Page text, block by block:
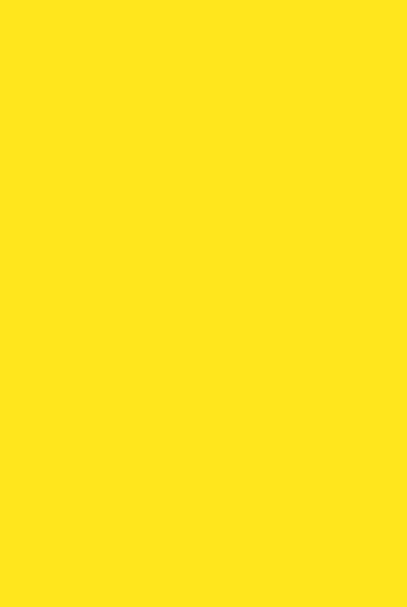
желающему легко и просто восстановить или
дизайнов и принтов. После нанесения